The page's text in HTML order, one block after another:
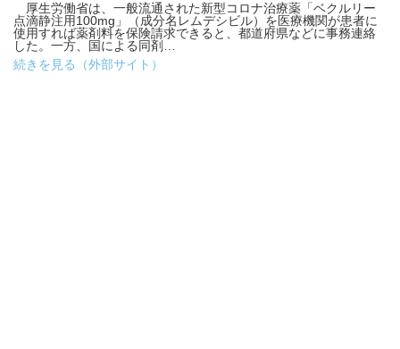
厚生労働省は、一般流通された新型コロナ治療薬「ベクルリー
点滴静注用100mg」（成分名レムデシビル）を医療機関が患者に
使用すれば薬剤料を保険請求できると、都道府県などに事務連絡
した。一方、国による同剤…
続きを見る（外部サイト）